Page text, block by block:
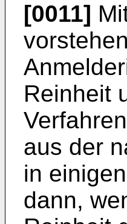
[0011]
Reinheit
aus der
in
dann,